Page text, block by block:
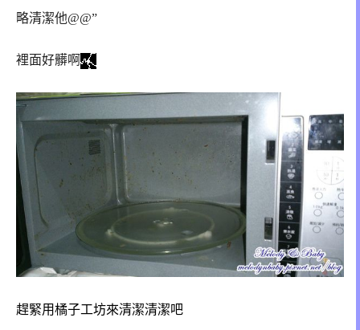
略清潔他@@”
裡面好髒啊
趕緊用橘子工坊來清潔清潔吧